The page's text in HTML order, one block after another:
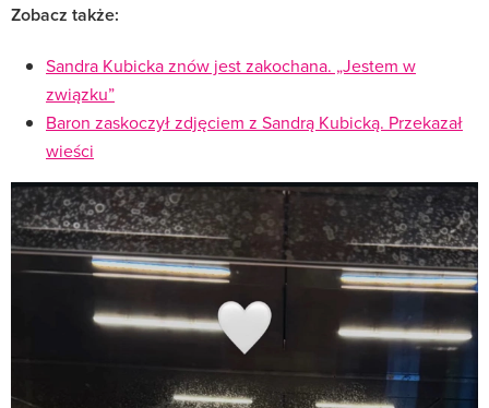
Zobacz także:
Sandra Kubicka znów jest zakochana. „Jestem w
związku”
Baron zaskoczył zdjęciem z Sandrą Kubicką. Przekazał
wieści